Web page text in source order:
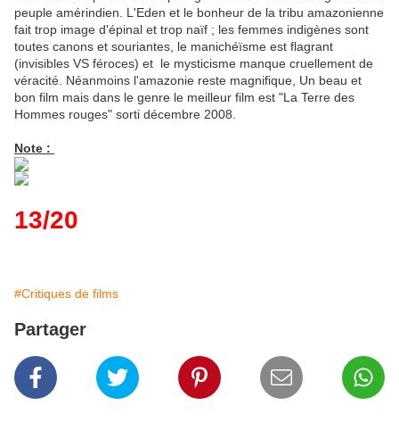
peuple amérindien. L'Eden et le bonheur de la tribu amazonienne
fait trop image d'épinal et trop naïf ; les femmes indigènes sont
toutes canons et souriantes, le manichéïsme est flagrant
(invisibles VS féroces) et le mysticisme manque cruellement de
véracité. Néanmoins l'amazonie reste magnifique, Un beau et
bon film mais dans le genre le meilleur film est "La Terre des
Hommes rouges" sorti décembre 2008.
Note :
13/20
#Critiques de films
Partager